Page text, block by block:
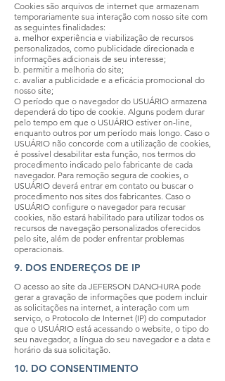
Cookies são arquivos de internet que armazenam
temporariamente sua interação com nosso site com
as seguintes finalidades:
a. melhor experiência e viabilização de recursos
personalizados, como publicidade direcionada e
informações adicionais de seu interesse;
b. permitir a melhoria do site;
c. avaliar a publicidade e a eficácia promocional do
nosso site;
O período que o navegador do USUÁRIO armazena
dependerá do tipo de cookie. Alguns podem durar
pelo tempo em que o USUÁRIO estiver on-line,
enquanto outros por um período mais longo. Caso o
USUÁRIO não concorde com a utilização de cookies,
é possível desabilitar esta função, nos termos do
procedimento indicado pelo fabricante de cada
navegador. Para remoção segura de cookies, o
USUÁRIO deverá entrar em contato ou buscar o
procedimento nos sites dos fabricantes. Caso o
USUÁRIO configure o navegador para recusar
cookies, não estará habilitado para utilizar todos os
recursos de navegação personalizados oferecidos
pelo site, além de poder enfrentar problemas
operacionais.
9. DOS ENDEREÇOS DE IP
O acesso ao site da JEFERSON DANCHURA pode
gerar a gravação de informações que podem incluir
as solicitações na internet, a interação com um
serviço, o Protocolo de Internet (IP) do computador
que o USUÁRIO está acessando o website, o tipo do
seu navegador, a língua do seu navegador e a data e
horário da sua solicitação.
10. DO CONSENTIMENTO